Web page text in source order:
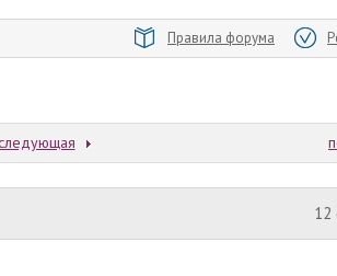
Правила форума
12